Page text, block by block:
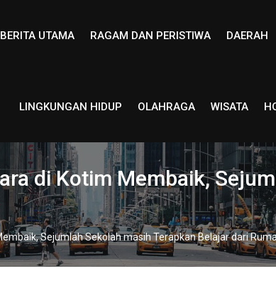
BERITA UTAMA RAGAM DAN PERISTIWA DAERAH
LINGKUNGAN HIDUP OLAHRAGA WISATA
di Kotim Membaik,
Sejumlah Sekolah masih Terapkan Belajar dari